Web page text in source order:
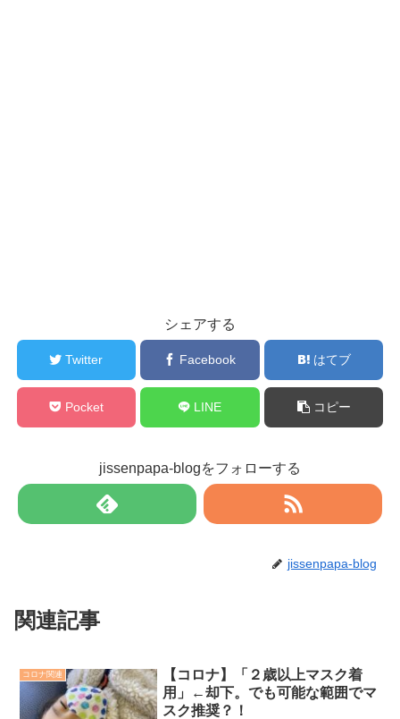
シェアする
Twitter Facebook はてブ
Pocket LINE コピー
jissenpapa-blogをフォローする
jissenpapa-blog
関連記事
コロナ関連
【コロナ】「２歳以上マスク着
用」←却下。でも可能な範囲でマ
スク推奨？！